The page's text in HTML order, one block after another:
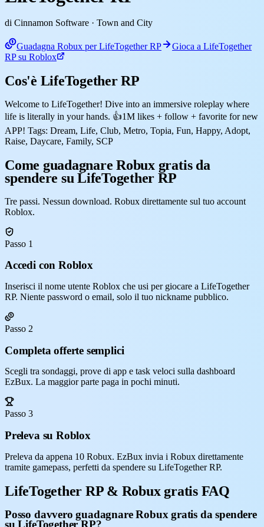
di Cinnamon Software · Town and City
Guadagna Robux per LifeTogether RP
Gioca a LifeTogether
RP su Roblox
Cos'è LifeTogether RP
Welcome to LifeTogether! Dive into an immersive roleplay where
life is literally in your hands. 👍1M likes + follow + favorite for new
APP! Tags: Dream, Life, Club, Metro, Topia, Fun, Happy, Adopt,
Raise, Daycare, Family, SCP
Come guadagnare Robux gratis da
spendere su LifeTogether RP
Tre passi. Nessun download. Robux direttamente sul tuo account
Roblox.
Passo 1
Accedi con Roblox
Inserisci il nome utente Roblox che usi per giocare a LifeTogether
RP. Niente password o email, solo il tuo nickname pubblico.
Passo 2
Completa offerte semplici
Scegli tra sondaggi, prove di app e task veloci sulla dashboard
EzBux. La maggior parte paga in pochi minuti.
Passo 3
Preleva su Roblox
Preleva da appena 10 Robux. EzBux invia i Robux direttamente
tramite gamepass, perfetti da spendere su LifeTogether RP.
LifeTogether RP & Robux gratis FAQ
Posso davvero guadagnare Robux gratis da spendere
su LifeTogether RP?